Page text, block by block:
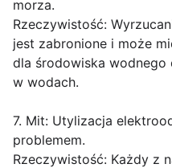
morza.
Rzeczywistość:
jest zabronione i może
dla środowiska
w wodach.
7. Mit: Utylizacja
problemem.
Rzeczywistość: Każdy z